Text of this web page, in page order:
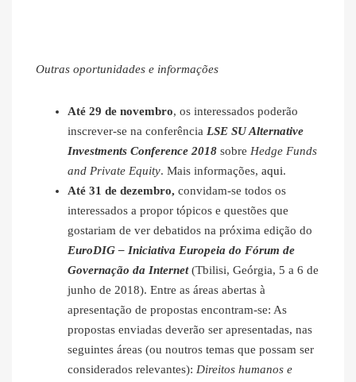
Outras oportunidades e informações
Até 29 de novembro, os interessados poderão
inscrever-se na conferência LSE SU Alternative
Investments Conference 2018 sobre Hedge Funds
and Private Equity. Mais informações, aqui.
Até 31 de dezembro, convidam-se todos os
interessados a propor tópicos e questões que
gostariam de ver debatidos na próxima edição do
EuroDIG – Iniciativa Europeia do Fórum de
Governação da Internet(Tbilisi, Geórgia, 5 a 6 de
junho de 2018). Entre as áreas abertas à
apresentação de propostas encontram-se: As
propostas enviadas deverão ser apresentadas, nas
seguintes áreas (ou noutros temas que possam ser
considerados relevantes): Direitos humanos e